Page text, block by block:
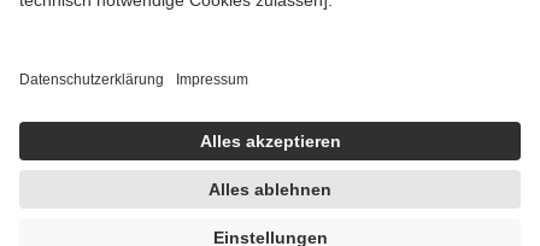
getroffen, um sicherzustellen, dass es sich um echte Bewertungen
https://help.etrusted.com/hc/de/articles/4419944605341
Einige Bilder und Inhalte wurden unter Zuhilfenahme künstlicher